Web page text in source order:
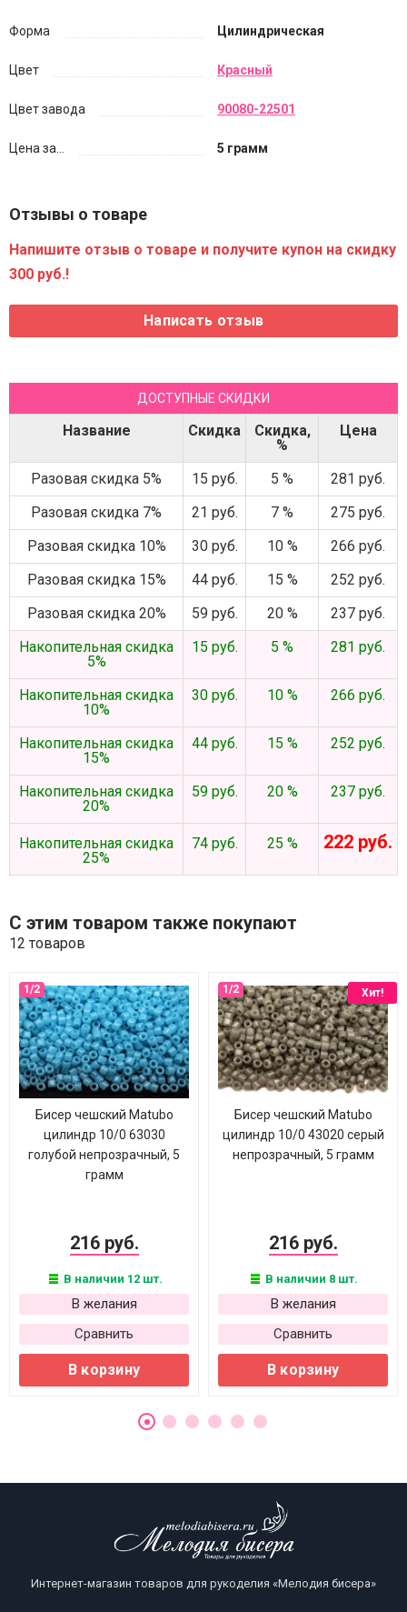
Форма Цилиндрическая
Цвет Красный
Цвет завода 90080-22501
Цена за... 5 грамм
Отзывы о товаре
Напишите отзыв о товаре и получите купон на скидку
300 руб.!
ДОСТУПНЫЕ СКИДКИ
Название Скидка
Скидка,
%
Цена
Разовая скидка 5% 15 руб. 5 %
281 руб.
Разовая скидка 7%
21 руб. 7 %
275 руб.
Разовая скидка 10%
30 руб. 10 %
266 руб.
Разовая скидка 15%
44 руб. 15 %
252 руб.
Разовая скидка 20%
59 руб. 20 %
237 руб.
Накопительная скидка
5%
15 руб. 5 % 281 руб.
Накопительная скидка
10%
30 руб. 10 % 266 руб.
Накопительная скидка
15%
44 руб. 15 % 252 руб.
Накопительная скидка
20%
59 руб. 20 % 237 руб.
Накопительная скидка
25%
74 руб. 25 % 222 руб.
С этим товаром также покупают
12 товаров
Бисер чешский Matubo
цилиндр 10/0 63030
голубой непрозрачный, 5
грамм
216 руб.
В наличии 12 шт.
В желания
Сравнить
В корзину
Хит!
Бисер чешский Matubo
цилиндр 10/0 43020 серый
непрозрачный, 5 грамм
216 руб.
В наличии 8 шт.
В желания
Сравнить
В корзину
Интернет-магазин товаров для рукоделия «Мелодия бисера»